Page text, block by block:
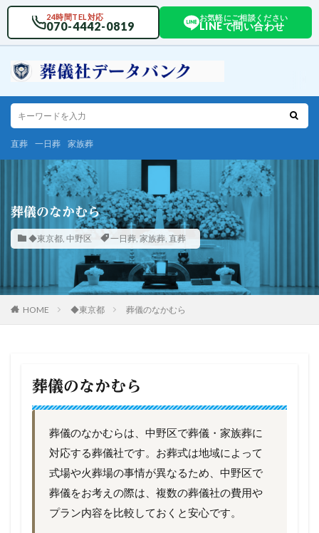
24時間TEL対応
070-4442-0819
お気軽にご相談ください
LINEで問い合わせ
直葬 一日葬 家族葬
葬儀のなかむら
◆東京都, 中野区 一日葬, 家族葬, 直葬
HOME ◆東京都 葬儀のなかむら
葬儀のなかむら
葬儀のなかむらは、中野区で葬儀・家族葬に
対応する葬儀社です。お葬式は地域によって
式場や火葬場の事情が異なるため、中野区で
葬儀をお考えの際は、複数の葬儀社の費用や
プラン内容を比較しておくと安心です。